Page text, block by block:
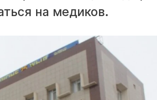
на медиков.